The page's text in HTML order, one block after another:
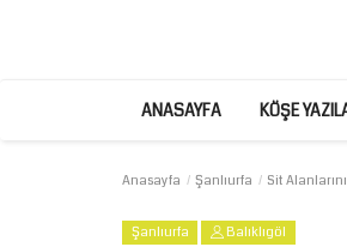
ANASAYFA KÖŞE
Anasayfa Şanlıurfa Sit
Şanlıurfa Balıklıgöl